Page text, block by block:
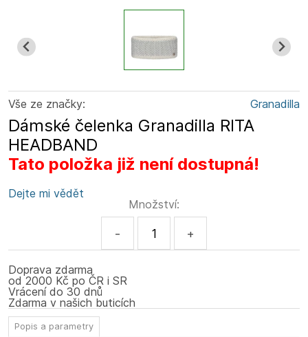
Vše ze značky: Granadilla
Dámské čelenka Granadilla RITA
HEADBAND
Tato položka již není dostupná!
Dejte mi vědět
Množství:
- +
Doprava zdarma
od 2000 Kč po ČR i SR
Vrácení do 30 dnů
Zdarma v našich buticích
Popis a parametry